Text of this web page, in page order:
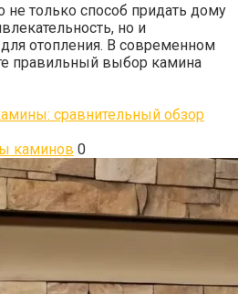
только способ придать дому
но и
отопления. В современном
правильный выбор камина
сравнительный обзор
каминов 0